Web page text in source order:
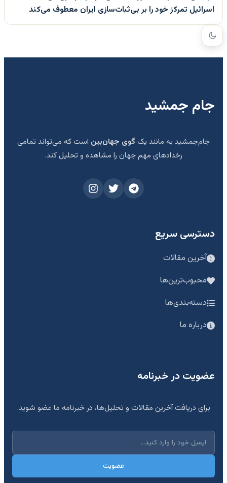
اسرائیل تمرکز خود را بر بی‌ثبات‌سازی ایران معطوف می‌کند
جام جمشید
جام‌جمشید به مانند یک گوی جهان‌بین است که می‌تواند تمامی
رخدادهای مهم جهان را مشاهده و تحلیل کند.
دسترسی سریع
آخرین مقالات
محبوب‌ترین‌ها
دسته‌بندی‌ها
درباره ما
عضویت در خبرنامه
برای دریافت آخرین مقالات و تحلیل‌ها، در خبرنامه ما عضو شوید.
عضویت